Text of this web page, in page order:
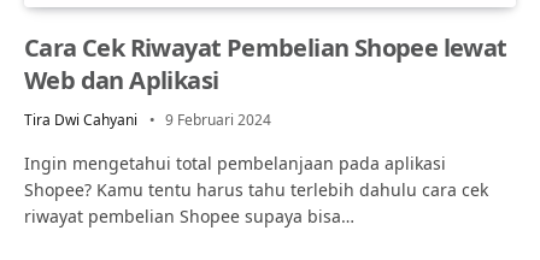
Cara Cek Riwayat Pembelian Shopee lewat
Web dan Aplikasi
Tira Dwi Cahyani 9 Februari 2024
Ingin mengetahui total pembelanjaan pada aplikasi
Shopee? Kamu tentu harus tahu terlebih dahulu cara cek
riwayat pembelian Shopee supaya bisa…